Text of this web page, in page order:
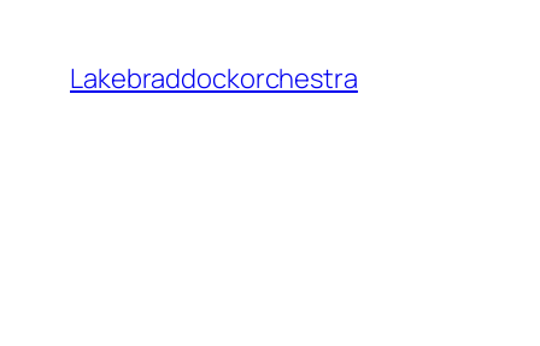
content
Lakebraddockorchestra